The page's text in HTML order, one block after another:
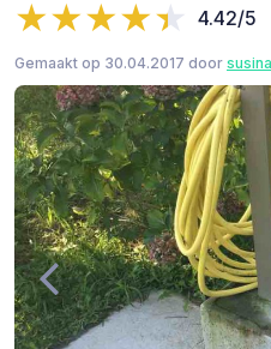
4.42/5
Gemaakt op 30.04.2017 door susina